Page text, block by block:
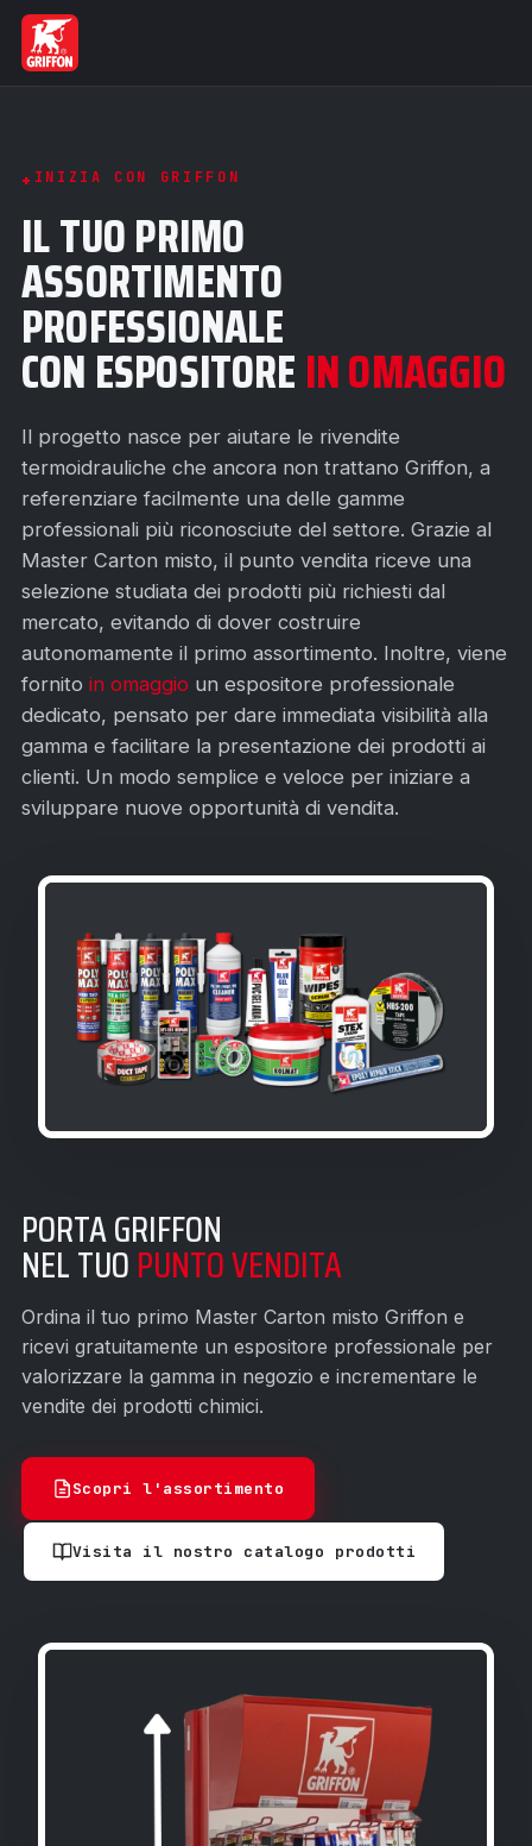
INIZIA CON GRIFFON
IL TUO PRIMO
ASSORTIMENTO
PROFESSIONALE
CON ESPOSITOREIN OMAGGIO
Il progetto nasce per aiutare le rivendite
termoidrauliche che ancora non trattano Griffon, a
referenziare facilmente una delle gamme
professionali più riconosciute del settore. Grazie al
Master Carton misto, il punto vendita riceve una
selezione studiata dei prodotti più richiesti dal
mercato, evitando di dover costruire
autonomamente il primo assortimento. Inoltre, viene
fornito in omaggio un espositore professionale
dedicato, pensato per dare immediata visibilità alla
gamma e facilitare la presentazione dei prodotti ai
clienti. Un modo semplice e veloce per iniziare a
sviluppare nuove opportunità di vendita.
PORTA GRIFFON
NEL TUOPUNTO VENDITA
Ordina il tuo primo Master Carton misto Griffon e
ricevi gratuitamente un espositore professionale per
valorizzare la gamma in negozio e incrementare le
vendite dei prodotti chimici.
Scopri l'assortimento
Visita il nostro catalogo prodotti